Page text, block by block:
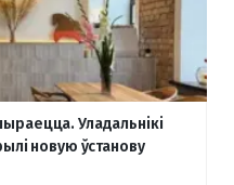
Уладальнікі
новую ўстанову